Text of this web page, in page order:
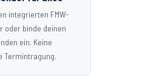
integrierten FMW-
oder binde deinen
ein. Keine
Termintragung.